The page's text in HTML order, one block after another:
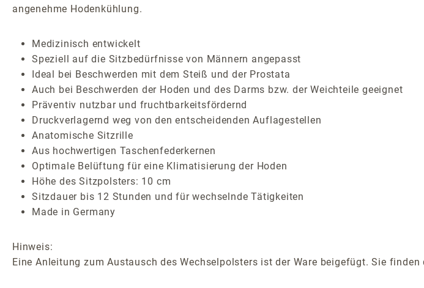
angenehme Hodenkühlung.
Medizinisch entwickelt
Speziell auf die Sitzbedürfnisse von Männern angepasst
Ideal bei Beschwerden mit dem Steiß und der Prostata
Auch bei Beschwerden der Hoden und des Darms bzw. der Weichteile geeignet
Präventiv nutzbar und fruchtbarkeitsfördernd
Druckverlagernd weg von den entscheidenden Auflagestellen
Anatomische Sitzrille
Aus hochwertigen Taschenfederkernen
Optimale Belüftung für eine Klimatisierung der Hoden
Höhe des Sitzpolsters: 10 cm
Sitzdauer bis 12 Stunden und für wechselnde Tätigkeiten
Made in Germany
Hinweis:
Eine Anleitung zum Austausch des Wechselpolsters ist der Ware beigefügt. Sie